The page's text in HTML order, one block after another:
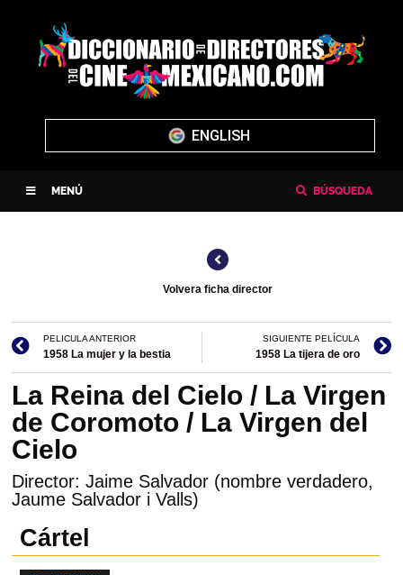
ENGLISH
MENÚ BÚSQUEDA
Volvera ficha director
PELICULA ANTERIOR
1958 La mujer y la bestia
SIGUIENTE PELÍCULA
1958 La tijera de oro
La Reina del Cielo / La Virgen
de Coromoto / La Virgen del
Cielo
Director: Jaime Salvador (nombre verdadero,
Jaume Salvador i Valls)
Cártel